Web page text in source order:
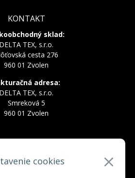
cookies
KONTAKT
sklad:
DELTA TEX, s.r.o.
cesta 276
960 01 Zvolen
adresa:
DELTA TEX, s.r.o.
Smreková 5
960 01 Zvolen
+421 910 228 822